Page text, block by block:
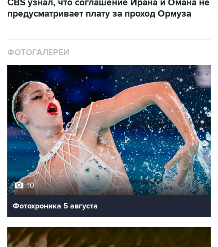
CBS узнал, что соглашение Ирана и Омана не
предусматривает плату за проход Ормуза
ФОТОГАЛЕРЕИ
10
Фотохроника 5 августа